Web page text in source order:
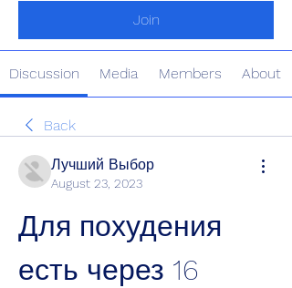
Join
Discussion Media Members About
Back
Лучший Выбор
August 23, 2023
Для похудения
есть через 16